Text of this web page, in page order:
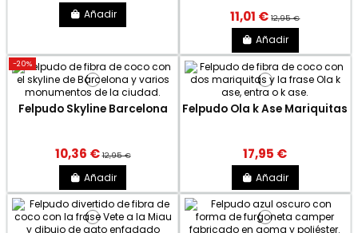
Añadir 11,01 €12,95 €
Añadir
-20%
Felpudo Skyline Barcelona
10,36 €12,95 €
Añadir
Felpudo Ola k Ase Mariquitas
17,95 €
Añadir